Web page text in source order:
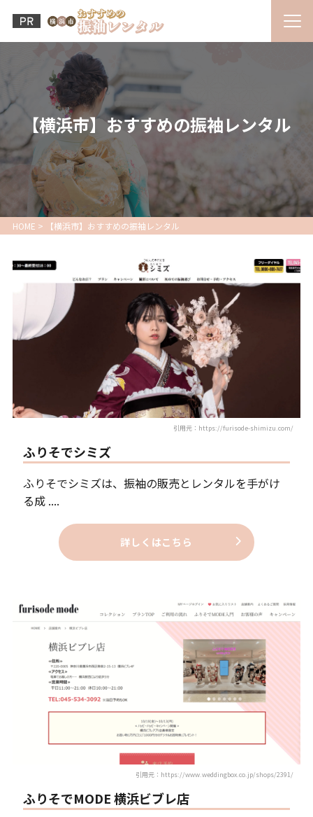
【横浜市】おすすめの振袖レンタル
HOME > 【横浜市】おすすめの振袖レンタル
引用元：https://furisode-shimizu.com/
ふりそでシミズ
ふりそでシミズは、振袖の販売とレンタルを手がけ
る成 ....
詳しくはこちら
引用元：https://www.weddingbox.co.jp/shops/2391/
ふりそでMODE 横浜ビブレ店